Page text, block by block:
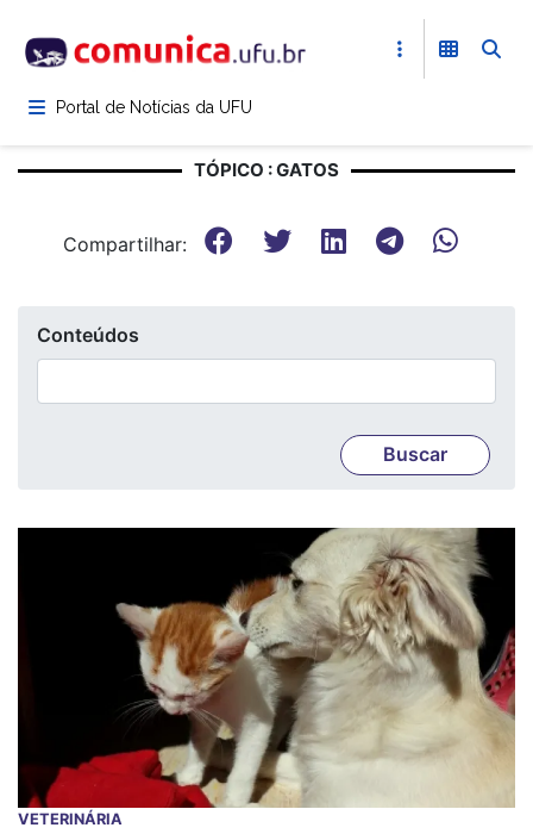
para
conteúdoPortal de Notícias da UFU
TÓPICO : GATOS
Compartilhar:
Conteúdos
VETERINÁRIA